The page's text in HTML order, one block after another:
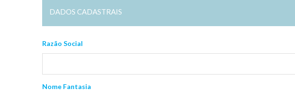
DADOS CADASTRAIS
Razão Social
Nome Fantasia